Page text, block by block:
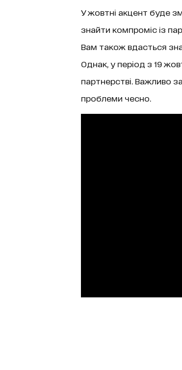
У жовтні акцент буде
знайти компроміс із
Вам також вдасться
Однак, у період з 19
партнерстві. Важливо
проблеми чесно.